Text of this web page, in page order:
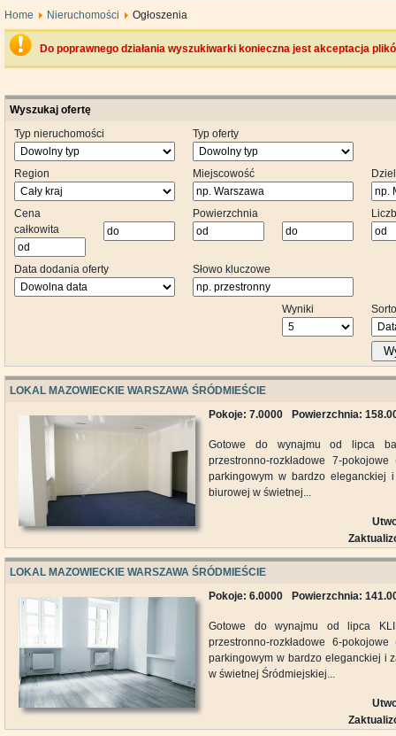
Home Nieruchomości Ogłoszenia
Do poprawnego działania wyszukiwarki konieczna jest akceptacja
Wyszukaj ofertę
Typ nieruchomości
Typ oferty
Region Miejscowość
Cena
całkowita
Powierzchnia
Data dodania oferty Słowo kluczowe
Wyniki
LOKAL MAZOWIECKIE WARSZAWA ŚRÓDMIEŚCIE
Pokoje: 7.0000
Powierzchnia:
Gotowe do wynajmu od lipca
przestronno-rozkładowe 7-
parkingowym w bardzo eleganckiej
biurowej w świetnej...
LOKAL MAZOWIECKIE WARSZAWA ŚRÓDMIEŚCIE
Pokoje: 6.0000
Powierzchnia:
Gotowe do wynajmu od lipca
przestronno-rozkładowe 6-
parkingowym w bardzo eleganckiej i
w świetnej Śródmiejskiej...